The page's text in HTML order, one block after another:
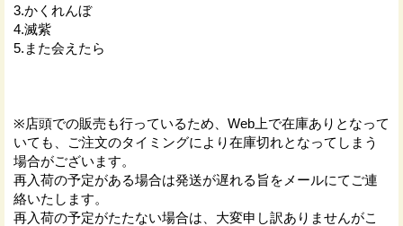
3.かくれんぼ
4.滅紫
5.また会えたら
※店頭での販売も行っているため、Web上で在庫ありとなって
いても、ご注文のタイミングにより在庫切れとなってしまう
場合がございます。
再入荷の予定がある場合は発送が遅れる旨をメールにてご連
絡いたします。
再入荷の予定がたたない場合は、大変申し訳ありませんがこ